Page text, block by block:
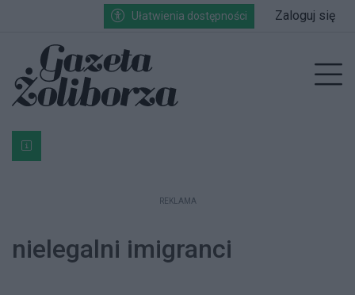
Przejdź do głównych treści
Przejdź do wyszukiwarki
Przejdź do głównego menuUłatwienia dostępności Zaloguj się
Bardzo ważna informacja dla podatników posiadających
REKLAMA
nielegalni imigranci